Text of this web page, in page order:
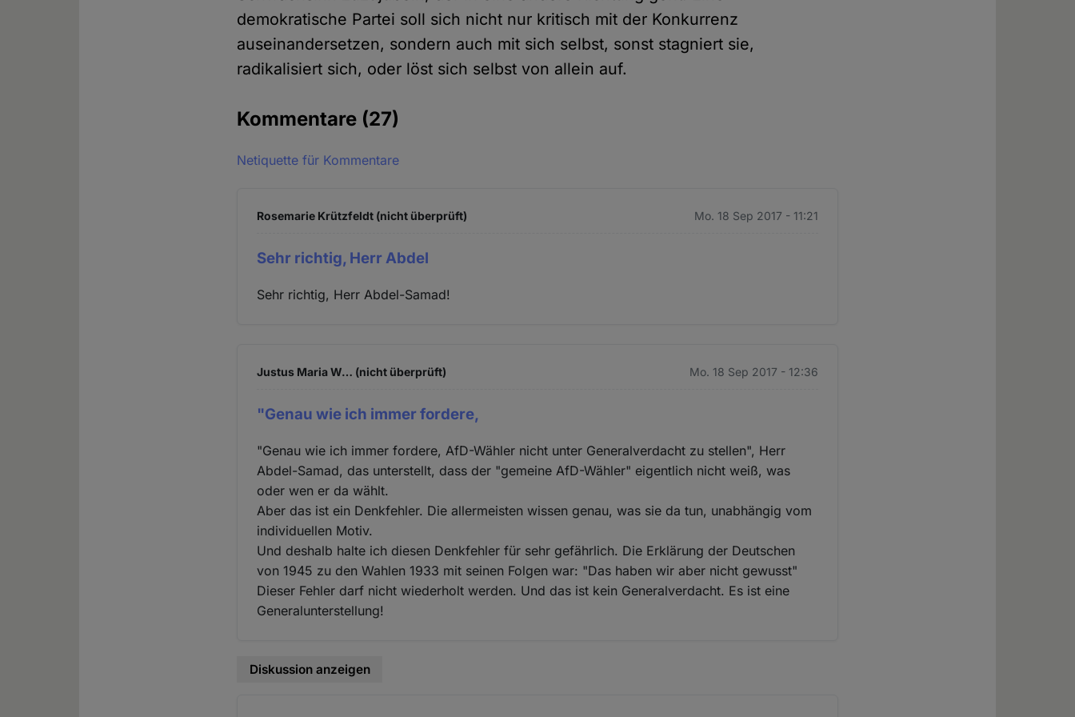
demokratische Partei soll sich nicht nur kritisch mit der Konkurrenz
auseinandersetzen, sondern auch mit sich selbst, sonst stagniert sie,
radikalisiert sich, oder löst sich selbst von allein auf.
Kommentare (27)
Netiquette für Kommentare
Rosemarie Krützfeldt (nicht überprüft) Mo. 18 Sep 2017 - 11:21
Sehr richtig, Herr Abdel
Sehr richtig, Herr Abdel-Samad!
Justus Maria W… (nicht überprüft) Mo. 18 Sep 2017 - 12:36
"Genau wie ich immer fordere,
"Genau wie ich immer fordere, AfD-Wähler nicht unter Generalverdacht zu stellen", Herr
Abdel-Samad, das unterstellt, dass der "gemeine AfD-Wähler" eigentlich nicht weiß, was
oder wen er da wählt.
Aber das ist ein Denkfehler. Die allermeisten wissen genau, was sie da tun, unabhängig vom
individuellen Motiv.
Und deshalb halte ich diesen Denkfehler für sehr gefährlich. Die Erklärung der Deutschen
von 1945 zu den Wahlen 1933 mit seinen Folgen war: "Das haben wir aber nicht gewusst"
Dieser Fehler darf nicht wiederholt werden. Und das ist kein Generalverdacht. Es ist eine
Generalunterstellung!
Diskussion anzeigen